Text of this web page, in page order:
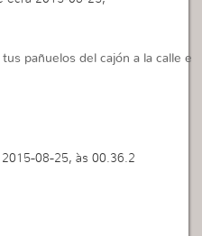
pañuelos del cajón a la calle e